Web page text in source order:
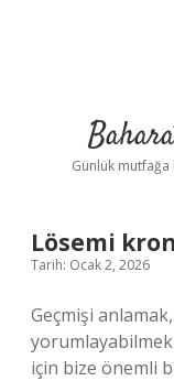
Günlük
Lösemi
Tarih: Ocak 2, 2026
Geçmişi
için bize önemli